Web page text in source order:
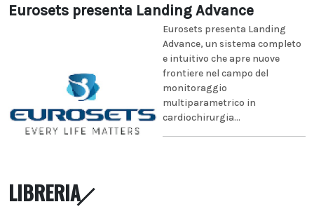
Eurosets presenta Landing Advance
Eurosets presenta Landing
Advance, un sistema completo
e intuitivo che apre nuove
frontiere nel campo del
monitoraggio
multiparametrico in
cardiochirurgia...
LIBRERIA